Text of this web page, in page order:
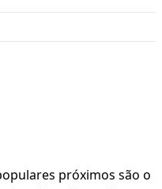
próximos são o